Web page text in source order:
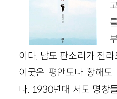
이다. 남도 판소리가 전
이굿은 평안도나 황해도
다. 1930년대 서도 명창